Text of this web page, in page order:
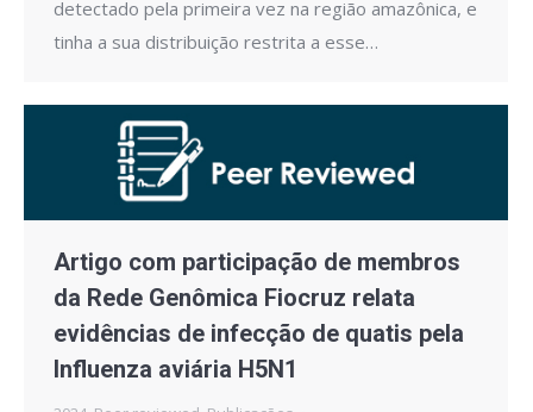
detectado pela primeira vez na região amazônica, e
tinha a sua distribuição restrita a esse…
Artigo com participação de membros
da Rede Genômica Fiocruz relata
evidências de infecção de quatis pela
Influenza aviária H5N1